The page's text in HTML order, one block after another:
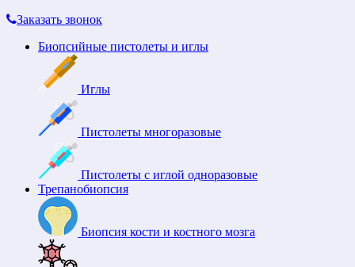
Заказать звонок
Биопсийные пистолеты и иглы
Иглы
Пистолеты многоразовые
Пистолеты с иглой одноразовые
Трепанобиопсия
Биопсия кости и костного мозга